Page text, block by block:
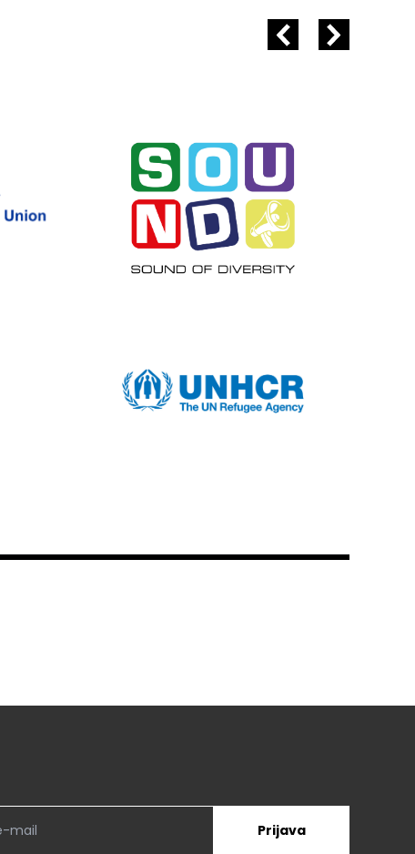
Prijava